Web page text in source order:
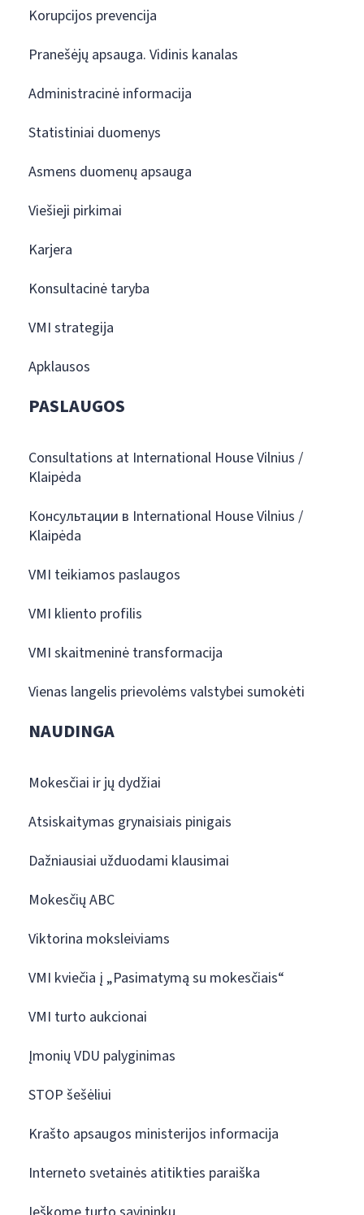
Korupcijos prevencija
Pranešėjų apsauga. Vidinis kanalas
Administracinė informacija
Statistiniai duomenys
Asmens duomenų apsauga
Viešieji pirkimai
Karjera
Konsultacinė taryba
VMI strategija
Apklausos
PASLAUGOS
Consultations at International House Vilnius /
Klaipėda
Консультации в International House Vilnius /
Klaipėda
VMI teikiamos paslaugos
VMI kliento profilis
VMI skaitmeninė transformacija
Vienas langelis prievolėms valstybei sumokėti
NAUDINGA
Mokesčiai ir jų dydžiai
Atsiskaitymas grynaisiais pinigais
Dažniausiai užduodami klausimai
Mokesčių ABC
Viktorina moksleiviams
VMI kviečia į „Pasimatymą su mokesčiais“
VMI turto aukcionai
Įmonių VDU palyginimas
STOP šešėliui
Krašto apsaugos ministerijos informacija
Interneto svetainės atitikties paraiška